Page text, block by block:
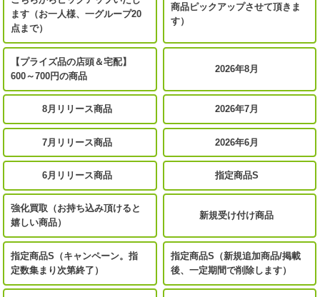
ます（お一人様、一グループ20
点まで）
商品ピックアップさせて頂きま
す）
【プライズ品の店頭＆宅配】
600～700円の商品
2026年8月
8月リリース商品 2026年7月
7月リリース商品 2026年6月
6月リリース商品 指定商品S
強化買取（お持ち込み頂けると
嬉しい商品）
新規受け付け商品
指定商品S（キャンペーン。指
定数集まり次第終了）
指定商品S（新規追加商品/掲載
後、一定期間で削除します）